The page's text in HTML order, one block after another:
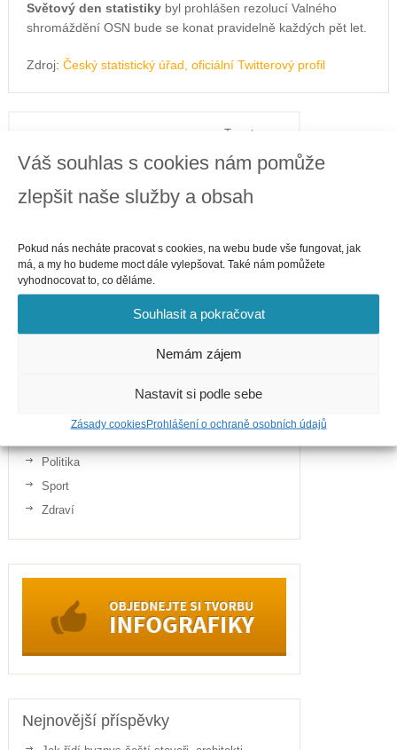
Váš souhlas s cookies nám pomůže
zlepšit naše služby a obsah
Pokud nás necháte pracovat s cookies, na webu bude vše fungovat, jak
má, a my ho budeme moct dále vylepšovat. Také nám pomůžete
vyhodnocovat to, co děláme.
Souhlasit a pokračovat
Nemám zájem
Nastavit si podle sebe
Zásady cookiesProhlášení o ochraně osobních údajů
Světový den statistikybyl prohlášen rezolucí Valného
shromáždění OSN bude se konat pravidelně každých pět let.
Zdroj: Český statistický úřad, oficiální Twitterový profil
Tweet
Kategorie
Politika
Sport
Zdraví
Nejnovější příspěvky